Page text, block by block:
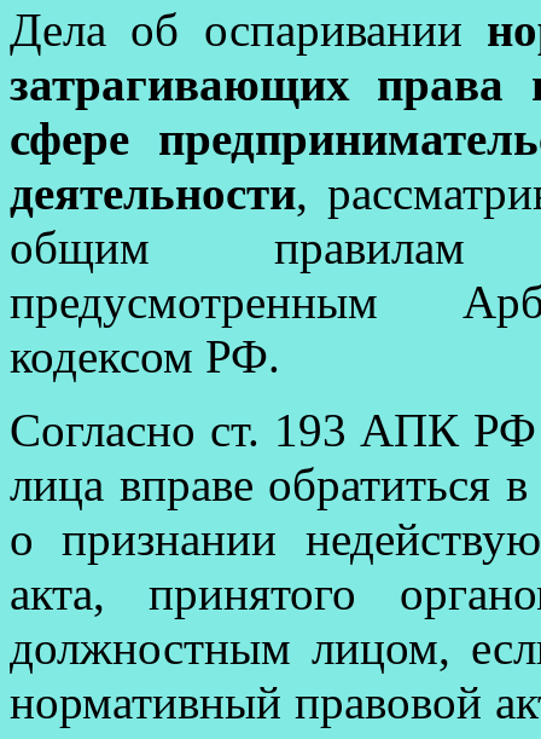
Дела об оспаривании
затрагивающих
сфере
деятельности,
общим правилам
предусмотренным
кодексом РФ.
Согласно ст. 193 АПК РФ
лица вправе обратиться
о признании
акта, принятого
должностным лицом,
нормативный правовой